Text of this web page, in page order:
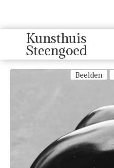
Kunsthuis
Steengoed
Marmer
Beelden